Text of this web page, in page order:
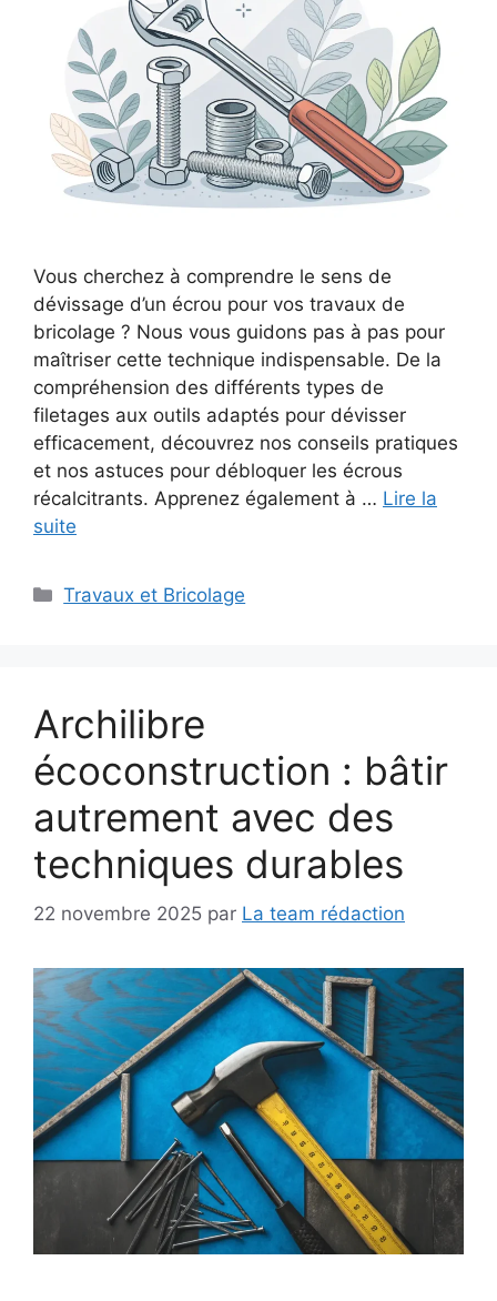
Vous cherchez à comprendre le sens de
dévissage d’un écrou pour vos travaux de
bricolage ? Nous vous guidons pas à pas pour
maîtriser cette technique indispensable. De la
compréhension des différents types de
filetages aux outils adaptés pour dévisser
efficacement, découvrez nos conseils pratiques
et nos astuces pour débloquer les écrous
récalcitrants. Apprenez également à … Lire la
suite
Catégories
Travaux et Bricolage
Archilibre
écoconstruction : bâtir
autrement avec des
techniques durables
22 novembre 2025 par La team rédaction